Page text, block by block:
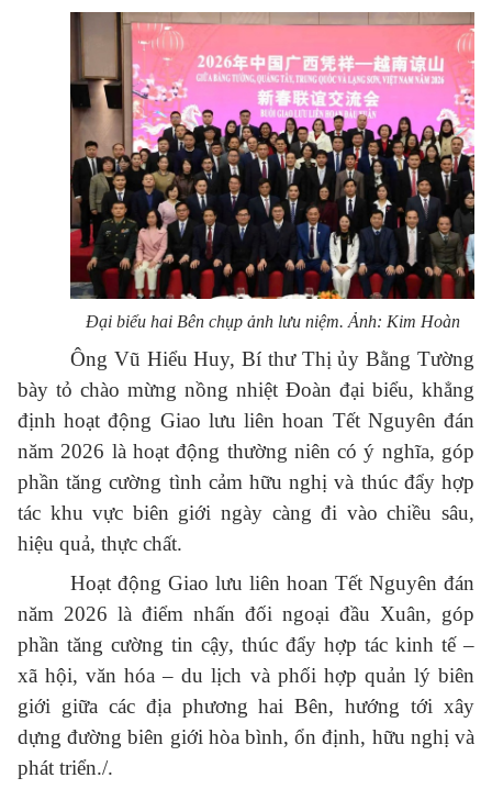
Đại biểu hai Bên chụp ảnh lưu niệm. Ảnh: Kim Hoàn
Ông Vũ Hiểu Huy, Bí thư Thị ủy Bằng Tường
bày tỏ chào mừng nồng nhiệt Đoàn đại biểu, khẳng
định hoạt động Giao lưu liên hoan Tết Nguyên đán
năm 2026 là hoạt động thường niên có ý nghĩa, góp
phần tăng cường tình cảm hữu nghị và thúc đẩy hợp
tác khu vực biên giới ngày càng đi vào chiều sâu,
hiệu quả, thực chất.
Hoạt động Giao lưu liên hoan Tết Nguyên đán
năm 2026 là điểm nhấn đối ngoại đầu Xuân, góp
phần tăng cường tin cậy, thúc đẩy hợp tác kinh tế –
xã hội, văn hóa – du lịch và phối hợp quản lý biên
giới giữa các địa phương hai Bên, hướng tới xây
dựng đường biên giới hòa bình, ổn định, hữu nghị và
phát triển./.